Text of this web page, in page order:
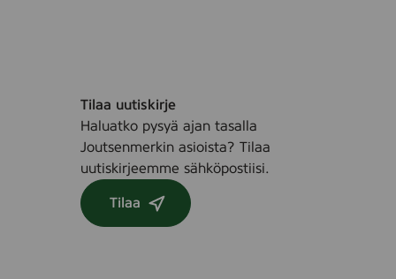
Tilaa uutiskirje
Haluatko pysyä ajan tasalla
Joutsenmerkin asioista? Tilaa
uutiskirjeemme sähköpostiisi.
Tilaa